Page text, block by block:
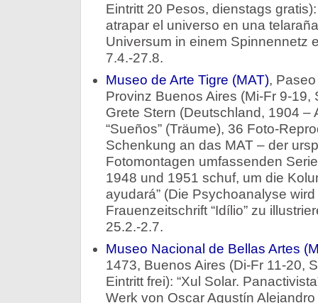
Eintritt 20 Pesos, dienstags
atrapar el universo en una
Universum in einem Spinnennetz
7.4.-27.8.
Museo de Arte Tigre (MAT),
Provinz Buenos Aires (Mi-Fr 9-19,
Grete Stern (Deutschland, 1904 –
“Sueños” (Träume), 36 Foto-
Schenkung an das MAT – der
Fotomontagen umfassenden
1948 und 1951 schuf, um die
ayudará” (Die Psychoanalyse
Frauenzeitschrift “Idílio” zu
25.2.-2.7.
Museo Nacional de Bellas Artes
1473, Buenos Aires (Di-Fr 11-20,
Eintritt frei): “Xul Solar.
Werk von Oscar Agustín